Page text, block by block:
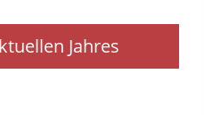
Jahres